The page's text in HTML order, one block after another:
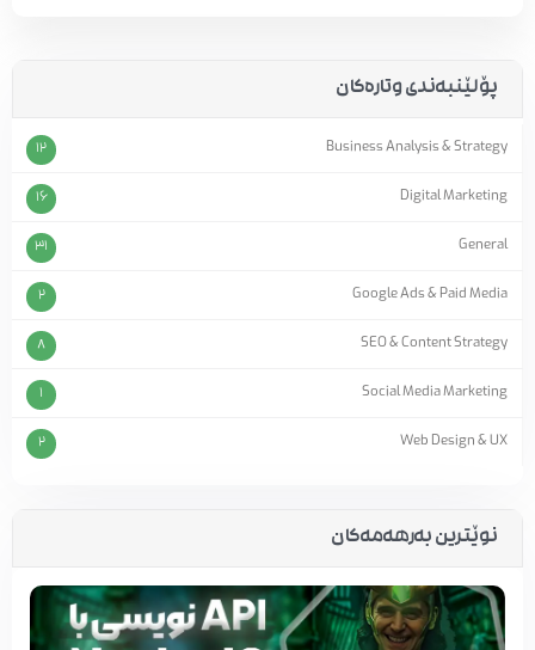
پۆلێنبەندی وتارەکان
Business Analysis & Strategy
12
Digital Marketing
16
General
31
Google Ads & Paid Media
2
SEO & Content Strategy
8
Social Media Marketing
1
Web Design & UX
2
نوێترین بەرهەمەکان